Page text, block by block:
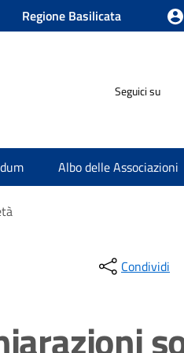
Regione Basilicata
Seguici su
Albo delle Associazioni
Condividi